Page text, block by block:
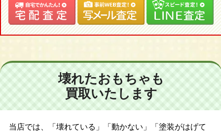
壊れたおもちゃも
買取いたします
当店では、「壊れている」「動かない」「塗装がはげて